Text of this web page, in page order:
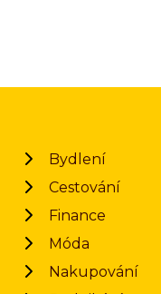
Bydlení
Cestování
Finance
Móda
Nakupování